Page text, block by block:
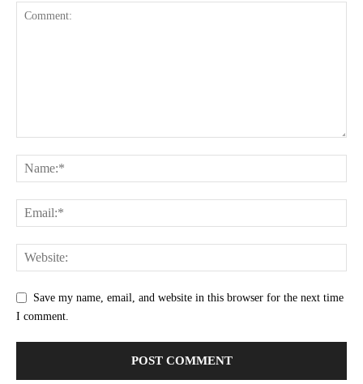
Save my name, email, and website in this browser for the next time
I comment.